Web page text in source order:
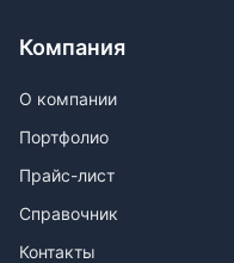
Компания
О компании
Портфолио
Прайс-лист
Справочник
Контакты